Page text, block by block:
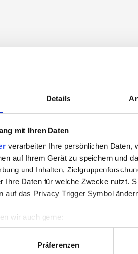
Details
mit Ihren Daten
verarbeiten Ihre persönlichen Daten,
auf Ihrem Gerät zu speichern und
und Inhalten,
Ihre Daten für welche Zwecke nutzt.
auf das Privacy Trigger Symbol
wir auch gerne:
geografische Lage erfassen,
Scannen nach bestimmten
Präferenzen